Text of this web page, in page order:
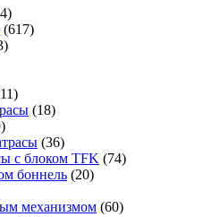
(617)
(18)
(36)
с блоком TFK (74)
боннель (20)
механизмом (60)